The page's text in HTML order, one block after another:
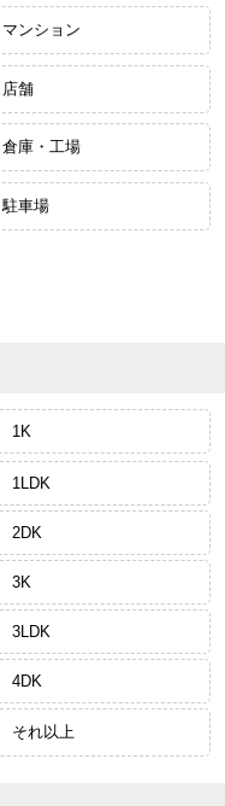
マンション
店舗
倉庫・工場
駐車場
1K
1LDK
2DK
3K
3LDK
4DK
それ以上